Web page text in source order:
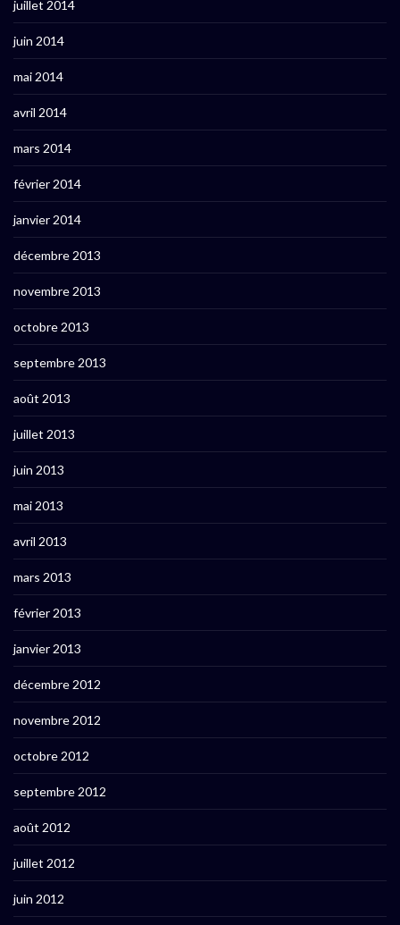
juillet 2014
juin 2014
mai 2014
avril 2014
mars 2014
février 2014
janvier 2014
décembre 2013
novembre 2013
octobre 2013
septembre 2013
août 2013
juillet 2013
juin 2013
mai 2013
avril 2013
mars 2013
février 2013
janvier 2013
décembre 2012
novembre 2012
octobre 2012
septembre 2012
août 2012
juillet 2012
juin 2012